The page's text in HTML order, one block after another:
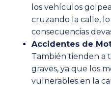
los vehículos
cruzando la calle,
consecuencias
Accidentes de
También tienden a
graves, ya que los
vulnerables en la